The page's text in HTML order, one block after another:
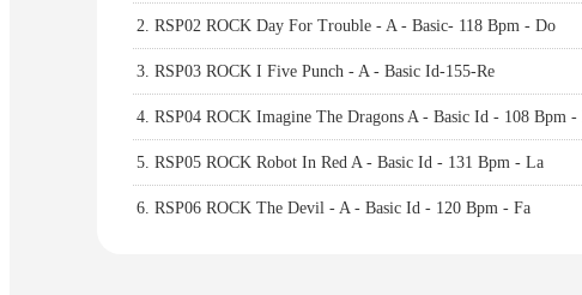
2.RSP02 ROCK Day For Trouble - A - Basic- 118 Bpm - Do
3.RSP03 ROCK I Five Punch - A - Basic Id-155-Re
4.RSP04 ROCK Imagine The Dragons A - Basic Id - 108 Bpm -
5.RSP05 ROCK Robot In Red A - Basic Id - 131 Bpm - La
6.RSP06 ROCK The Devil - A - Basic Id - 120 Bpm - Fa